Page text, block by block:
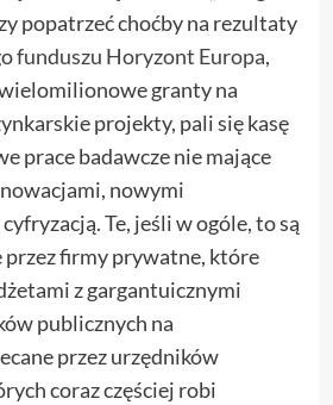
popatrzeć choćby na rezultaty
funduszu Horyzont Europa,
granty na
projekty, pali się kasę
prace badawcze nie mające
nowymi
Te, jeśli w ogóle, to są
przez firmy prywatne, które
z gargantuicznymi
publicznych na
przez urzędników
coraz częściej robi